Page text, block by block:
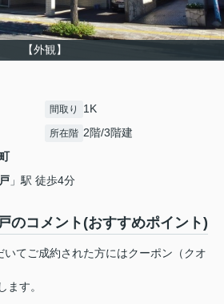
【外観】
間取り 1K
所在階 2階/3階建
」駅 徒歩4分
のコメント(おすすめポイント)
てご成約された方にはクーポン（クオ
ます。